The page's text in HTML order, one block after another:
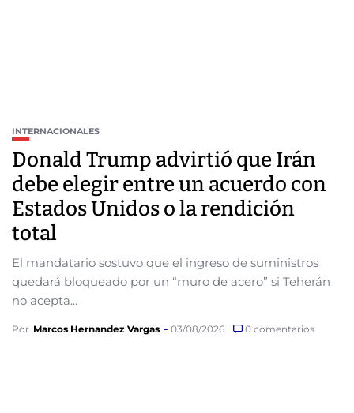
INTERNACIONALES
Donald Trump advirtió que Irán
debe elegir entre un acuerdo con
Estados Unidos o la rendición
total
El mandatario sostuvo que el ingreso de suministros
quedará bloqueado por un “muro de acero” si Teherán
no acepta...
Por Marcos Hernandez Vargas 03/08/2026 0 comentarios